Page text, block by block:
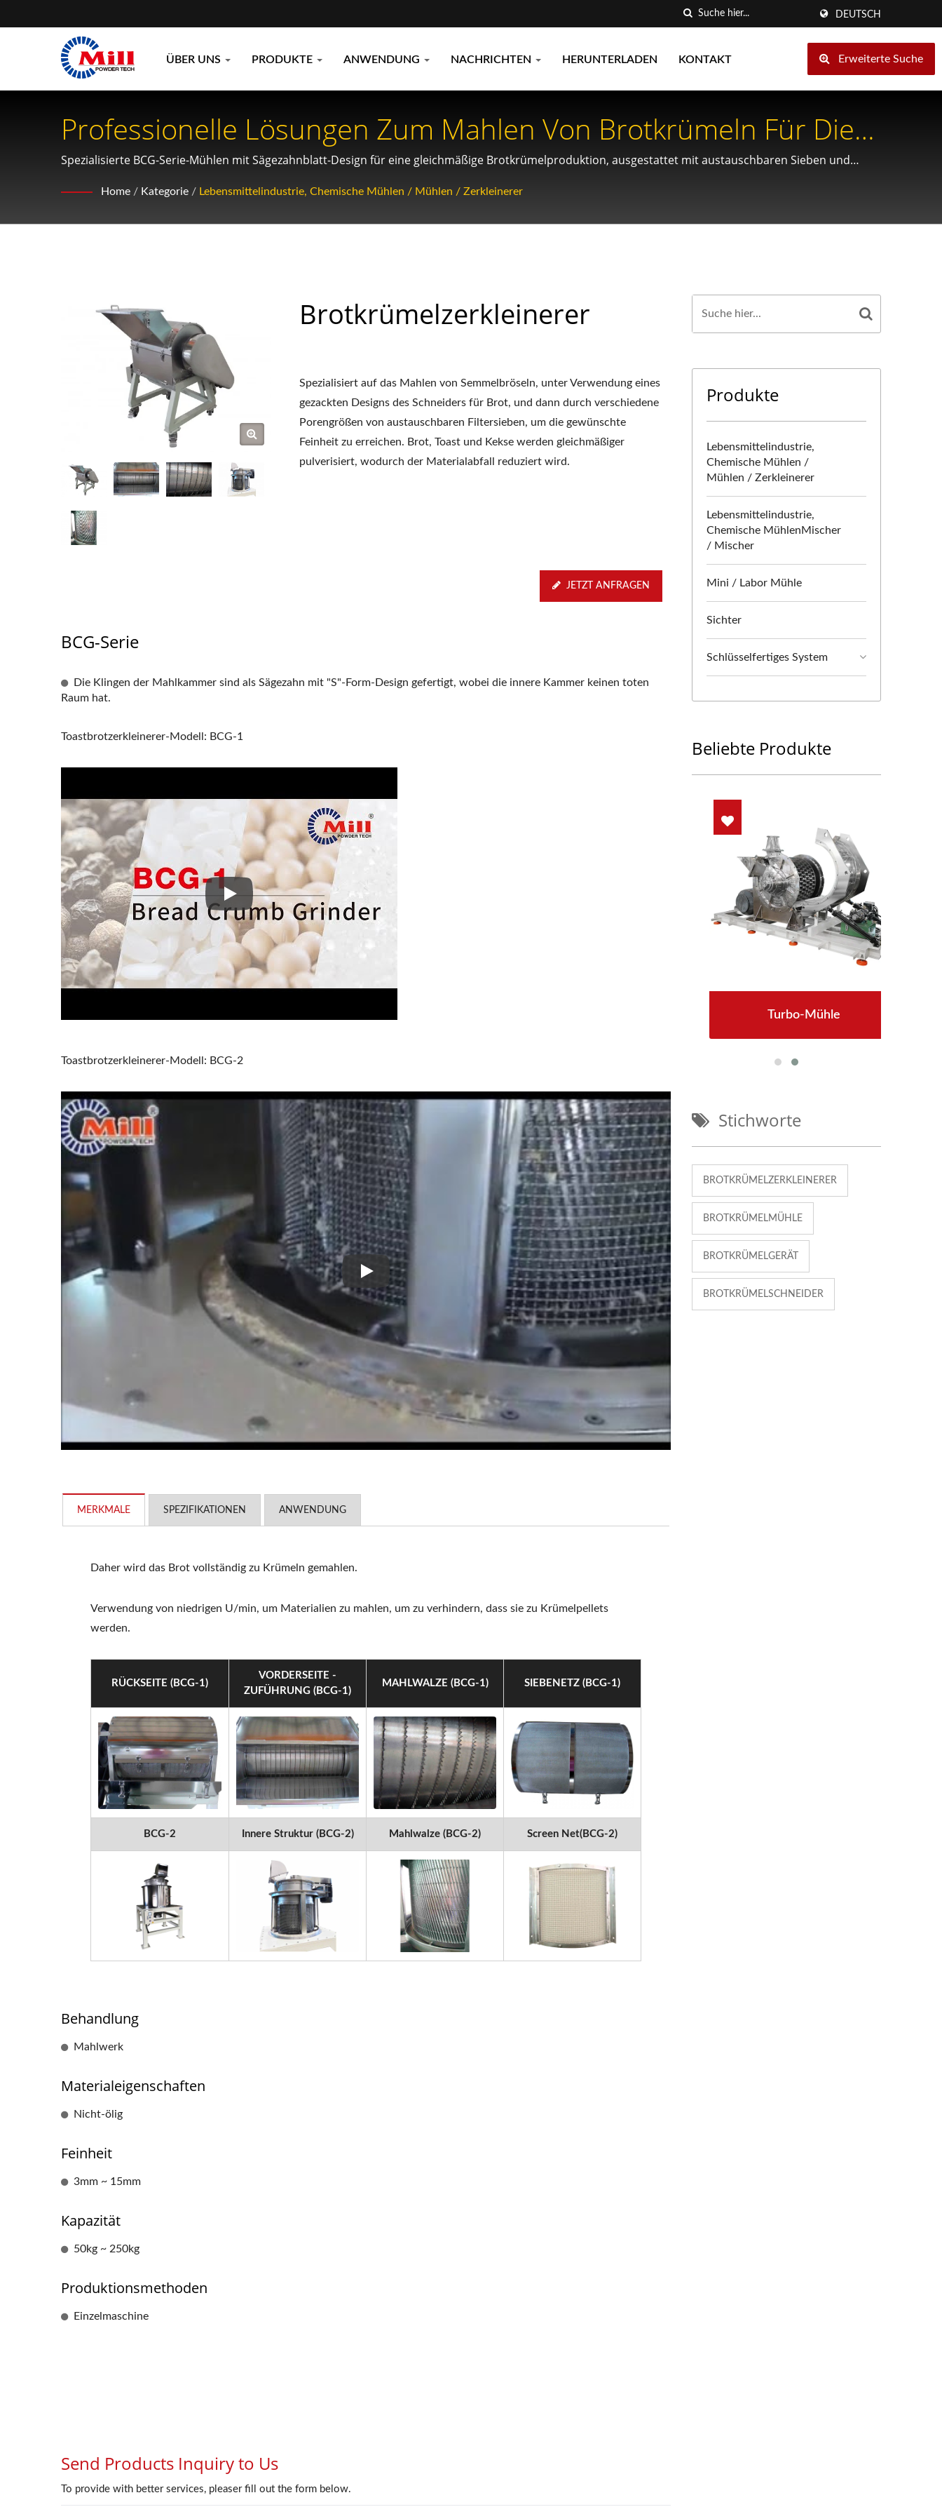
DEUTSCH
ÜBER UNS PRODUKTE ANWENDUNG NACHRICHTEN HERUNTERLADEN KONTAKT Erweiterte Suche
Professionelle Lösungen Zum Mahlen Von Brotkrümeln Für Die
Lebensmittelverarbeitungsindustrie
Spezialisierte BCG-Serie-Mühlen mit Sägezahnblatt-Design für eine gleichmäßige Brotkrümelproduktion, ausgestattet mit austauschbaren Sieben und
Home / Kategorie / Lebensmittelindustrie, Chemische Mühlen / Mühlen / Zerkleinerer
Brotkrümelzerkleinerer
Spezialisiert auf das Mahlen von Semmelbröseln, unter Verwendung eines
gezackten Designs des Schneiders für Brot, und dann durch verschiedene
Porengrößen von austauschbaren Filtersieben, um die gewünschte
Feinheit zu erreichen. Brot, Toast und Kekse werden gleichmäßiger
pulverisiert, wodurch der Materialabfall reduziert wird.
JETZT ANFRAGEN
BCG-Serie
Die Klingen der Mahlkammer sind als Sägezahn mit "S"-Form-Design gefertigt, wobei die innere Kammer keinen toten
Raum hat.
Toastbrotzerkleinerer-Modell: BCG-1
Toastbrotzerkleinerer-Modell: BCG-1
Toastbrotzerkleinerer-Modell: BCG-2
Toastbrotzerkleinerer-Modell: BCG-2
MERKMALE SPEZIFIKATIONEN ANWENDUNG
Daher wird das Brot vollständig zu Krümeln gemahlen.
Verwendung von niedrigen U/min, um Materialien zu mahlen, um zu verhindern, dass sie zu Krümelpellets
werden.
RÜCKSEITE (BCG-1)
VORDERSEITE -
ZUFÜHRUNG (BCG-1)
MAHLWALZE (BCG-1) SIEBENETZ (BCG-1)
BCG-2 Innere Struktur (BCG-2) Mahlwalze (BCG-2) Screen Net(BCG-2)
Behandlung
Mahlwerk
Materialeigenschaften
Nicht-ölig
Feinheit
3mm ~ 15mm
Kapazität
50kg ~ 250kg
Produktionsmethoden
Einzelmaschine
Produkte
Lebensmittelindustrie,
Chemische Mühlen /
Mühlen / Zerkleinerer
Lebensmittelindustrie,
Chemische MühlenMischer
/ Mischer
Mini / Labor Mühle
Sichter
Schlüsselfertiges System
Beliebte Produkte
Turbo-Mühle
Stichworte
BROTKRÜMELZERKLEINERER
BROTKRÜMELMÜHLE
BROTKRÜMELGERÄT
BROTKRÜMELSCHNEIDER